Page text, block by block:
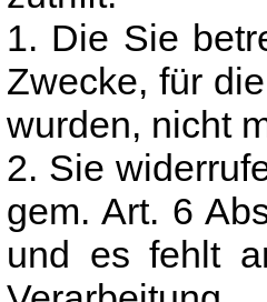
1. Die Sie
Zwecke, für
wurden, nicht
2. Sie
gem. Art. 6
und es fehlt